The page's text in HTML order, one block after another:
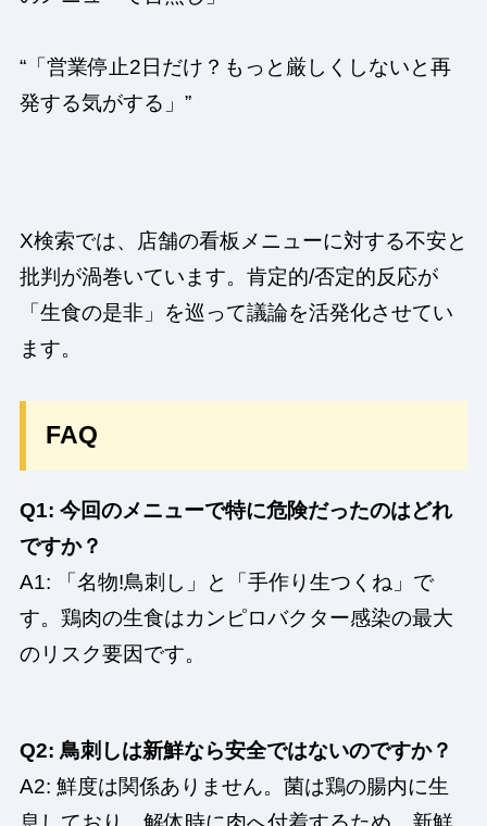
“「営業停止2日だけ？もっと厳しくしないと再
発する気がする」”
X検索では、店舗の看板メニューに対する不安と
批判が渦巻いています。肯定的/否定的反応が
「生食の是非」を巡って議論を活発化させてい
ます。
FAQ
Q1: 今回のメニューで特に危険だったのはどれ
ですか？
A1: 「名物!鳥刺し」と「手作り生つくね」で
す。鶏肉の生食はカンピロバクター感染の最大
のリスク要因です。
Q2: 鳥刺しは新鮮なら安全ではないのですか？
A2: 鮮度は関係ありません。菌は鶏の腸内に生